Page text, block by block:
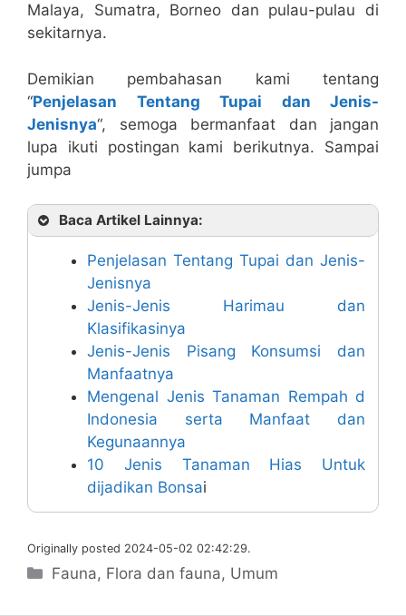
Malaya, Sumatra, Borneo dan pulau-pulau di
sekitarnya.
Demikian pembahasan kami tentang
“Penjelasan Tentang Tupai dan Jenis-
Jenisnya“, semoga bermanfaat dan jangan
lupa ikuti postingan kami berikutnya. Sampai
jumpa
Baca Artikel Lainnya:
Penjelasan Tentang Tupai dan Jenis-
Jenisnya
Jenis-Jenis Harimau dan
Klasifikasinya
Jenis-Jenis Pisang Konsumsi dan
Manfaatnya
Mengenal Jenis Tanaman Rempah d
Indonesia serta Manfaat dan
Kegunaannya
10 Jenis Tanaman Hias Untuk
dijadikan Bonsai
Originally posted 2024-05-02 02:42:29.
Categories
Fauna, Flora dan fauna, Umum